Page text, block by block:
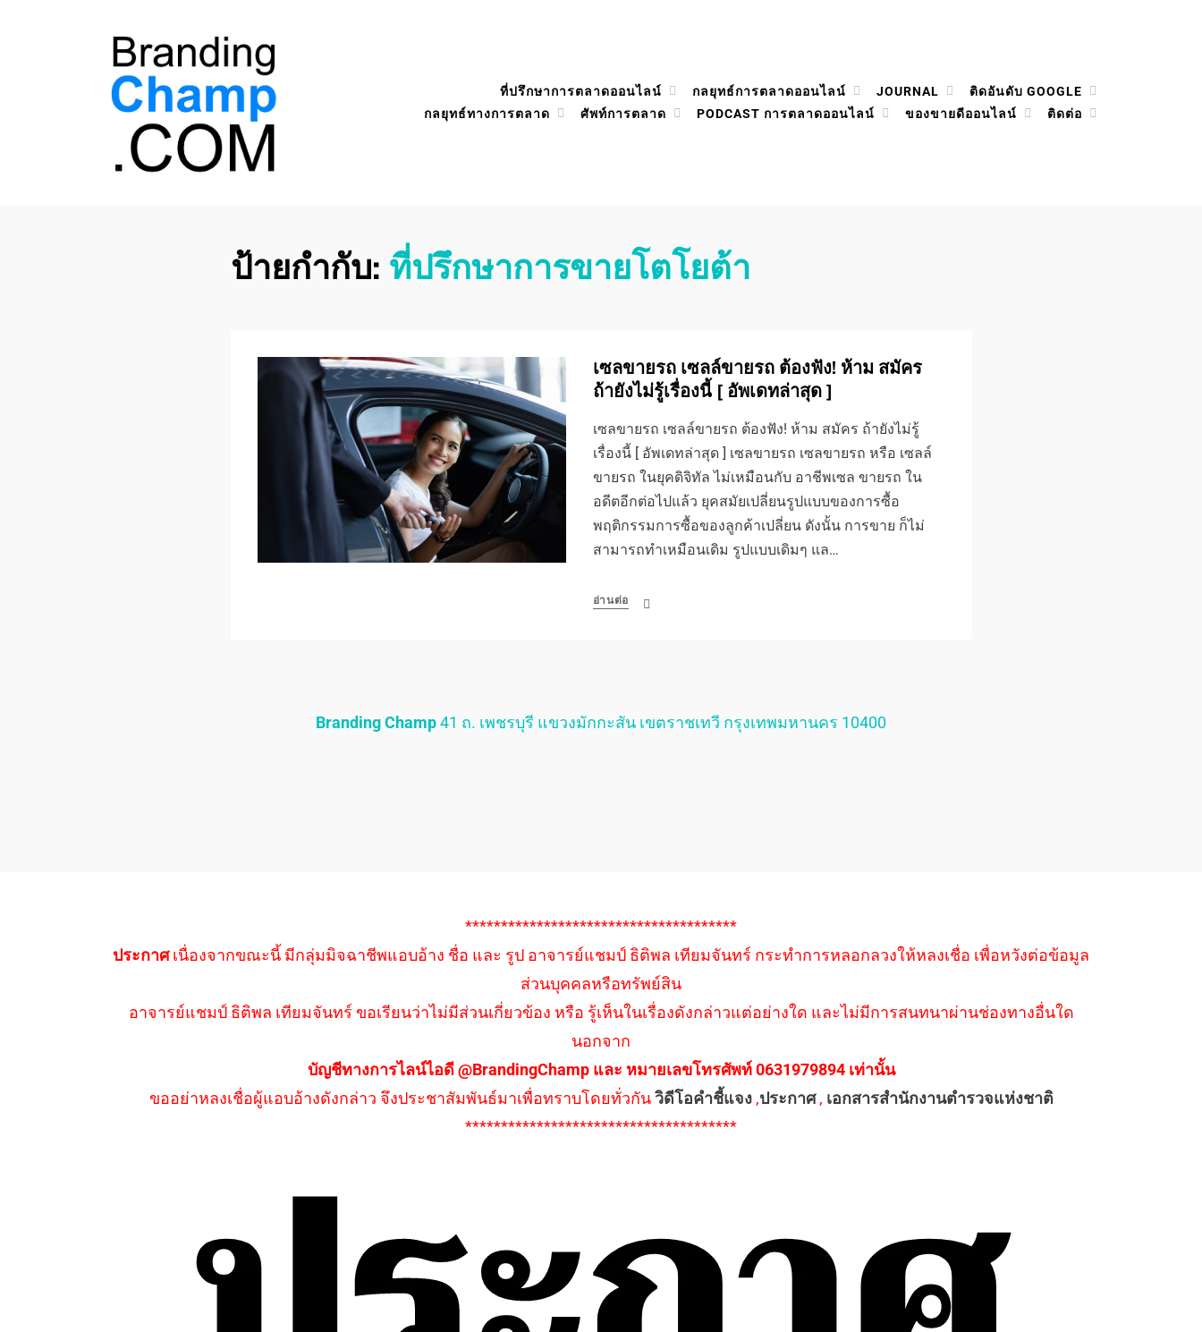
ที่ปรึกษาการตลาดออนไลน์ กลยุทธ์การตลาดออนไลน์ JOURNAL
ติดอันดับ GOOGLE
กลยุทธ์ทางการตลาด
ศัพท์การตลาด PODCAST การตลาดออนไลน์ ของขายดีออนไลน์ ติดต่อ
ป้ายกำกับ: ที่ปรึกษาการขายโตโยต้า
เซลขายรถ เซลล์ขายรถ ต้องฟัง! ห้าม สมัคร
ถ้ายังไม่รู้เรื่องนี้ [ อัพเดทล่าสุด ]
เซลขายรถ เซลล์ขายรถ ต้องฟัง! ห้าม สมัคร ถ้ายังไม่รู้
เรื่องนี้ [ อัพเดทล่าสุด ] เซลขายรถ เซลขายรถ หรือ เซลล์
ขายรถ ในยุคดิจิทัล ไม่เหมือนกับ อาชีพเซล ขายรถ ใน
อดีตอีกต่อไปแล้ว ยุคสมัยเปลี่ยนรูปแบบของการซื้อ
พฤติกรรมการซื้อของลูกค้าเปลี่ยน ดังนั้น การขาย ก็ไม่
สามารถทำเหมือนเดิม รูปแบบเดิมๆ แล…
อ่านต่อ
Branding Champ41 ถ. เพชรบุรี แขวงมักกะสัน เขตราชเทวี กรุงเทพมหานคร 10400
**************************************
ประกาศเนื่องจากขณะนี้ มีกลุ่มมิจฉาชีพแอบอ้าง ชื่อ และ รูป อาจารย์แชมป์ ธิติพล เทียมจันทร์ กระทำการหลอกลวงให้หลงเชื่อ เพื่อหวังต่อข้อมูล
ส่วนบุคคลหรือทรัพย์สิน
อาจารย์แชมป์ ธิติพล เทียมจันทร์ ขอเรียนว่าไม่มีส่วนเกี่ยวข้อง หรือ รู้เห็นในเรื่องดังกล่าวแต่อย่างใด และไม่มีการสนทนาผ่านช่องทางอื่นใด
นอกจาก
บัญชีทางการไลน์ไอดี @BrandingChamp และ หมายเลขโทรศัพท์ 0631979894 เท่านั้น
ขออย่าหลงเชื่อผู้แอบอ้างดังกล่าว จึงประชาสัมพันธ์มาเพื่อทราบโดยทั่วกันวิดีโอคำชี้แจง,ประกาศ, เอกสารสำนักงานตำรวจแห่งชาติ
**************************************